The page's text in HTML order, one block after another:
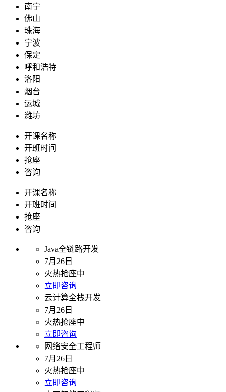
南宁
佛山
珠海
宁波
保定
呼和浩特
洛阳
烟台
运城
潍坊
开课名称
开班时间
抢座
咨询
开课名称
开班时间
抢座
咨询
Java全链路开发
7月26日
火热抢座中
立即咨询
云计算全栈开发
7月26日
火热抢座中
立即咨询
网络安全工程师
7月26日
火热抢座中
立即咨询